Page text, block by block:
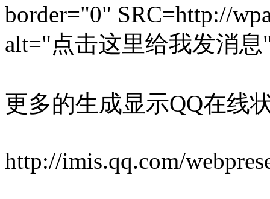
border="0" SRC=http://
alt="点击这里给我发消息
更多的生成显示QQ在线
http://imis.qq.com/